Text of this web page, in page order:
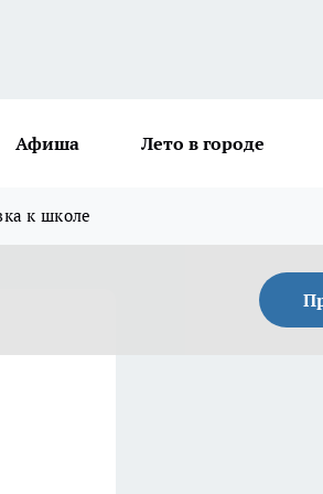
Афиша Лето в городе
к школе